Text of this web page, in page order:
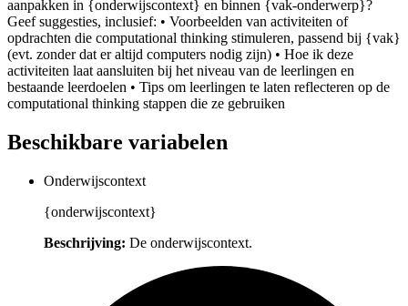
aanpakken in {onderwijscontext} en binnen {vak-onderwerp}?
Geef suggesties, inclusief: • Voorbeelden van activiteiten of
opdrachten die computational thinking stimuleren, passend bij {vak}
(evt. zonder dat er altijd computers nodig zijn) • Hoe ik deze
activiteiten laat aansluiten bij het niveau van de leerlingen en
bestaande leerdoelen • Tips om leerlingen te laten reflecteren op de
computational thinking stappen die ze gebruiken
Beschikbare variabelen
Onderwijscontext
{onderwijscontext}
Beschrijving: De onderwijscontext.